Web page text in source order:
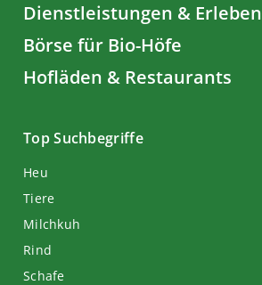
Dienstleistungen & Erleben
Börse für Bio-Höfe
Hofläden & Restaurants
Top Suchbegriffe
Heu
Tiere
Milchkuh
Rind
Schafe